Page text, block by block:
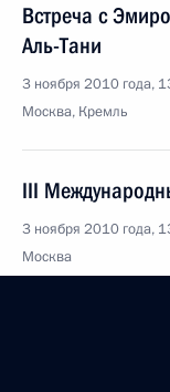
Встреча с
Аль-Тани
3 ноября 2010 года,
Москва, Кремль
III
3 ноября 2010 года,
Москва